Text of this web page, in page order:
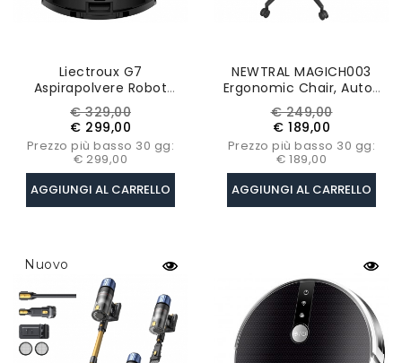
Liectroux G7
Aspirapolvere Robot
Aspirazione 6500Pa
Navigazione Laser
Prezzo
base
€ 329,00Prezzo
€ 299,00
Prezzo più basso 30 gg:
€ 299,00
AGGIUNGI AL CARRELLO
NEWTRAL MAGICH003
Ergonomic Chair, Auto-
Following Backrest,
Adaptive Lower Back
Support, Adjustable
Headrest Seat Depth, 3D
Arm
Prezzo
base
€ 249,00Prezzo
€ 189,00
Prezzo più basso 30 gg:
€ 189,00
AGGIUNGI AL CARRELLO
Nuovo